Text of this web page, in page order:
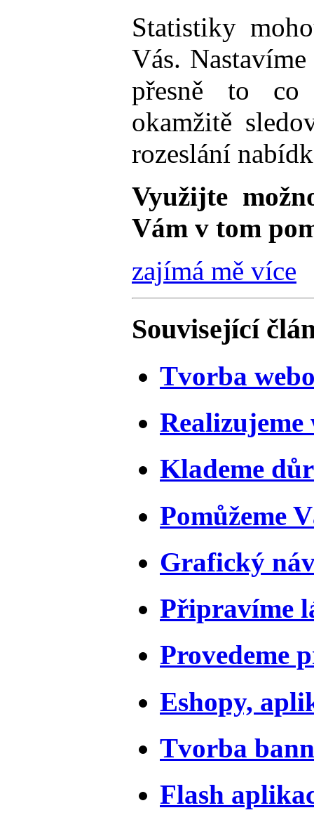
Statistiky
Vás.
přesně to co
okamžitě
rozeslání
Využijte
Vám v tom
zajímá mě více
Související
Tvorba
Realizujeme
Klademe
Pomůžeme
Grafický
Připravíme
Provedeme
Eshopy,
Tvorba
Flash